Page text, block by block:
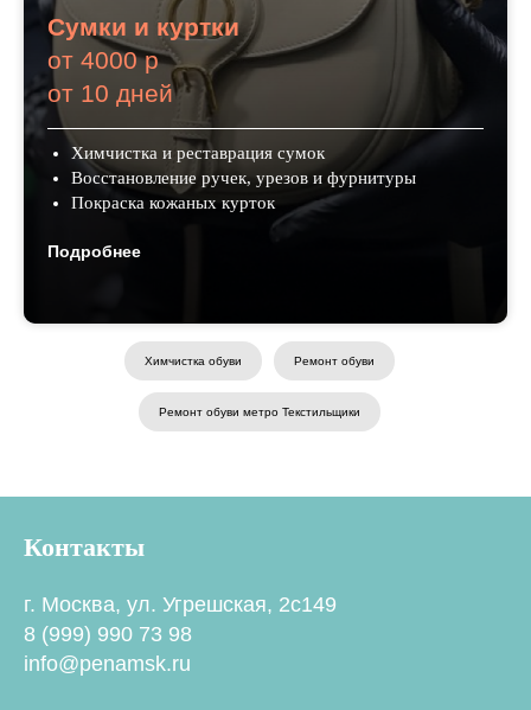
Сумки и куртки
от 4000 р
от 10 дней
Химчистка и реставрация сумок
Восстановление ручек, урезов и фурнитуры
Покраска кожаных курток
Подробнее
Химчистка обуви Ремонт обуви
Ремонт обуви метро Текстильщики
Контакты
г. Москва, ул. Угрешская, 2с149
8 (999) 990 73 98
info@penamsk.ru